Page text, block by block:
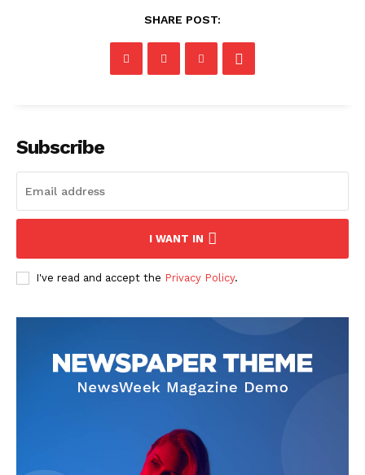
SHARE POST:
Subscribe
I WANT IN
I've read and accept the Privacy Policy.